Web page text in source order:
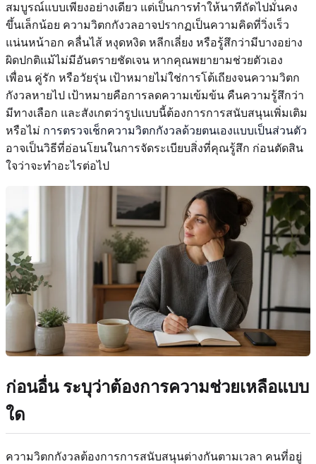
สมบูรณ์แบบเพียงอย่างเดียว แต่เป็นการทำให้นาทีถัดไปมั่นคง
ขึ้นเล็กน้อย ความวิตกกังวลอาจปรากฏเป็นความคิดที่วิ่งเร็ว
แน่นหน้าอก คลื่นไส้ หงุดหงิด หลีกเลี่ยง หรือรู้สึกว่ามีบางอย่าง
ผิดปกติแม้ไม่มีอันตรายชัดเจน หากคุณพยายามช่วยตัวเอง
เพื่อน คู่รัก หรือวัยรุ่น เป้าหมายไม่ใช่การโต้เถียงจนความวิตก
กังวลหายไป เป้าหมายคือการลดความเข้มข้น คืนความรู้สึกว่า
มีทางเลือก และสังเกตว่ารูปแบบนี้ต้องการการสนับสนุนเพิ่มเติม
หรือไม่ การตรวจเช็กความวิตกกังวลด้วยตนเองแบบเป็นส่วนตัว
อาจเป็นวิธีที่อ่อนโยนในการจัดระเบียบสิ่งที่คุณรู้สึก ก่อนตัดสิน
ใจว่าจะทำอะไรต่อไป
ก่อนอื่น ระบุว่าต้องการความช่วยเหลือแบบ
ใด
ความวิตกกังวลต้องการการสนับสนุนต่างกันตามเวลา คนที่อยู่